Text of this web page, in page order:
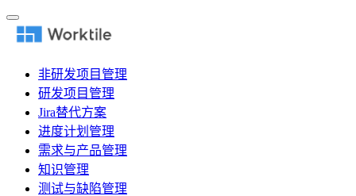
非研发项目管理
研发项目管理
Jira替代方案
进度计划管理
需求与产品管理
知识管理
测试与缺陷管理